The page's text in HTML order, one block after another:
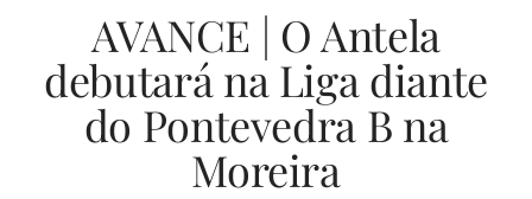
AVANCE | O Antela
debutará na Liga diante
do Pontevedra B na
Moreira